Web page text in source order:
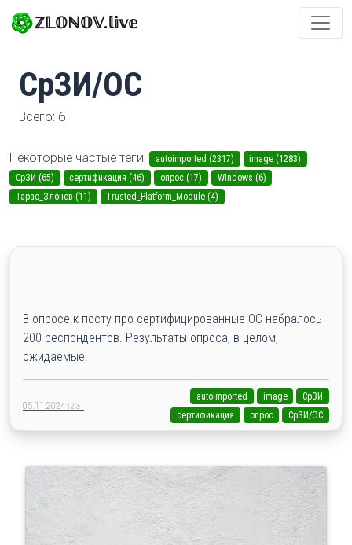
ℤ𝕃𝕆ℕ𝕆𝕍.𝕝𝕚𝕧𝕖
СрЗИ/ОС
Всего: 6
Некоторые частые теги: autoimported (2317)
image (1283)
СрЗИ (65)
сертификация (46) опрос (17)
Windows (6)
Тарас_Злонов (11)
Trusted_Platform_Module (4)
В опросе к посту про сертифицированные ОС набралось
200 респондентов. Результаты опроса, в целом,
ожидаемые.
05.11.2024 12:31
autoimported image
СрЗИ
сертификация
опрос СрЗИ/ОС